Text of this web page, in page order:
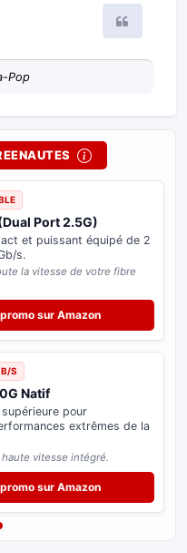
Pop
Port 2.5G)
et puissant équipé de 2
s.
la vitesse de votre fibre
sur Amazon
S
Natif
pour
extrêmes de la
vitesse intégré.
sur Amazon